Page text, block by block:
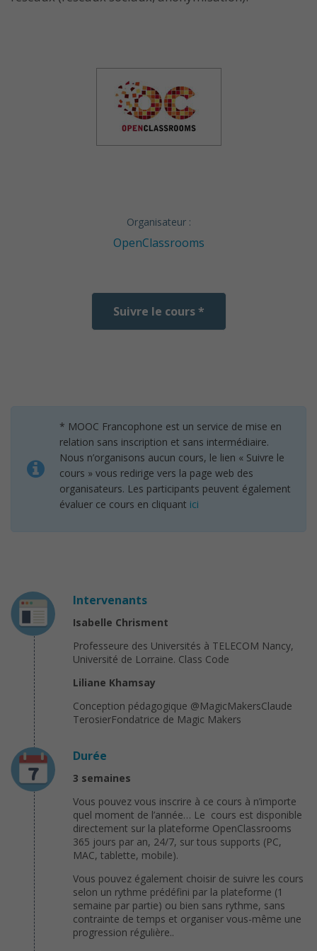
Organisateur :
OpenClassrooms
Suivre le cours *
* MOOC Francophone est un service de mise en
relation sans inscription et sans intermédiaire.
Nous n’organisons aucun cours, le lien « Suivre le
cours » vous redirige vers la page web des
organisateurs. Les participants peuvent également
évaluer ce cours en cliquant ici
Intervenants
Isabelle Chrisment
Professeure des Universités à TELECOM Nancy,
Université de Lorraine. Class Code
Liliane Khamsay
Conception pédagogique @MagicMakersClaude
TerosierFondatrice de Magic Makers
Durée
3 semaines
Vous pouvez vous inscrire à ce cours à n’importe
quel moment de l’année… Le cours est disponible
directement sur la plateforme OpenClassrooms
365 jours par an, 24/7, sur tous supports (PC,
MAC, tablette, mobile).
Vous pouvez également choisir de suivre les cours
selon un rythme prédéfini par la plateforme (1
semaine par partie) ou bien sans rythme, sans
contrainte de temps et organiser vous-même une
progression régulière..